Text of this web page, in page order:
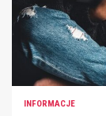
INFORMACJE